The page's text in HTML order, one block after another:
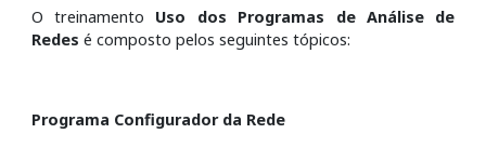
O treinamento Uso dos Programas de Análise de
Redes é composto pelos seguintes tópicos:
Programa Configurador da Rede